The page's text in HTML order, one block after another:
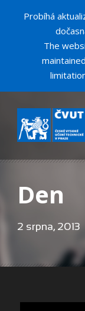
Den
2 srpna, 2013
Probíhá
The